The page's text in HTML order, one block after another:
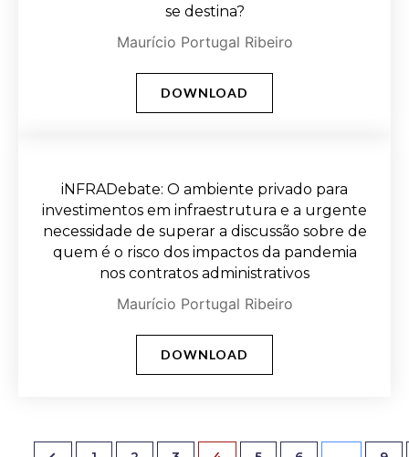
se destina?
Maurício Portugal Ribeiro
DOWNLOAD
iNFRADebate: O ambiente privado para
investimentos em infraestrutura e a urgente
necessidade de superar a discussão sobre de
quem é o risco dos impactos da pandemia
nos contratos administrativos
Maurício Portugal Ribeiro
DOWNLOAD